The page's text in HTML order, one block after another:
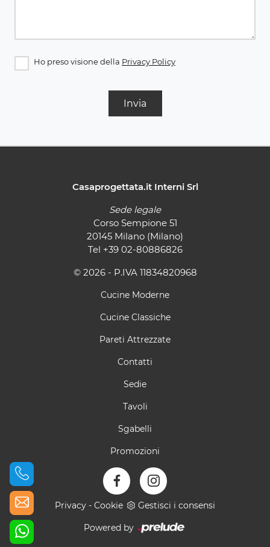
Ho preso visione della Privacy Policy
Invia
Casaprogettata.it Interni Srl
Sede legale
Corso Sempione 51
20145 Milano (Milano)
Tel +39 02-80886826
© 2026 - P.IVA 11834820968
Cucine Moderne
Cucine Classiche
Pareti Attrezzate
Contatti
Sedie
Tavoli
Sgabelli
Promozioni
Privacy - Cookie Gestisci i consensi
Powered by